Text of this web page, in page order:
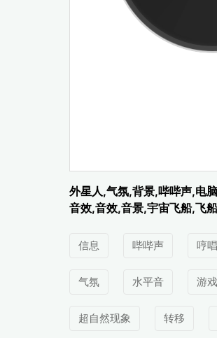
外星人,气氛,背景,哔哔声,电
音效,音效,音景,宇宙飞船,飞
信息 哔哔声 哼唱
气氛 水平音 游戏
超自然现象 转移